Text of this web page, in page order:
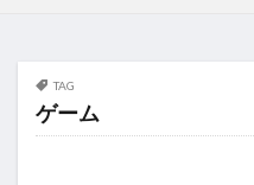
TAG
ゲーム